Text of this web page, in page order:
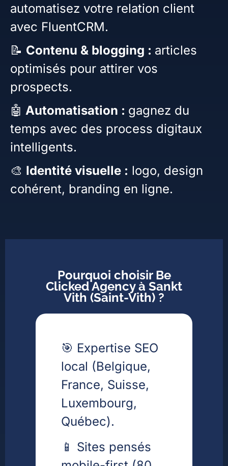
automatisez votre relation client
avec FluentCRM.
📝 Contenu & blogging : articles
optimisés pour attirer vos
prospects.
🤖 Automatisation : gagnez du
temps avec des process digitaux
intelligents.
🎨 Identité visuelle : logo, design
cohérent, branding en ligne.
Pourquoi choisir Be
Clicked Agency à Sankt
Vith (Saint-Vith) ?
🎯 Expertise SEO
local (Belgique,
France, Suisse,
Luxembourg,
Québec).
📱 Sites pensés